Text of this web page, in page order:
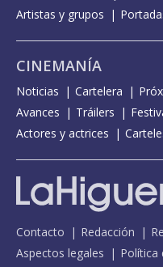
Artistas y grupos
CINEMANÍA
Noticias Cartelera
Avances
Tráilers
Actores y actrices
Contacto Redacción
Aspectos legales
Política